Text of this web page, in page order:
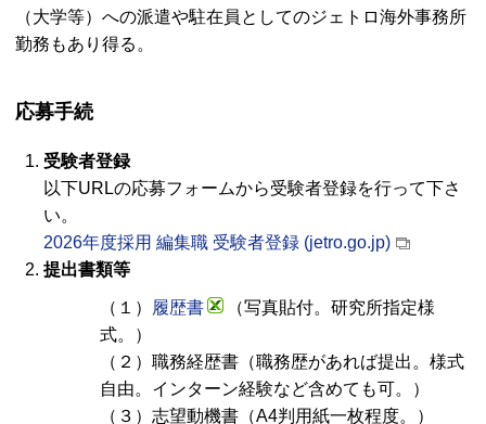
（大学等）への派遣や駐在員としてのジェトロ海外事務所
勤務もあり得る。
応募手続
受験者登録
以下URLの応募フォームから受験者登録を行って下さ
い。
2026年度採用 編集職 受験者登録 (jetro.go.jp)
提出書類等
（１） 履歴書
（写真貼付。研究所指定様
式。）
（２）職務経歴書（職務歴があれば提出。様式
自由。インターン経験など含めても可。）
（３）志望動機書（A4判用紙一枚程度。）